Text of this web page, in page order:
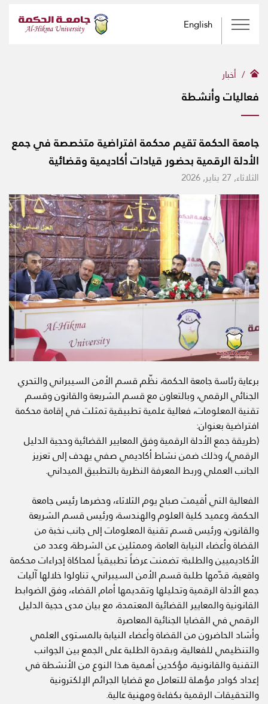
English
أخبار
فعاليات وأنشطة
جامعة الحكمة تقيم محكمة افتراضية متخصصة في جمع
الأدلة الرقمية بحضور قيادات أكاديمية وقضائية
الثلاثاء, 27 يناير, 2026
برعاية رئاسة جامعة الحكمة، نظّم قسم الأمن السيبراني والتحري
الجنائي الرقمي، وبالتعاون مع قسم الشريعة والقانون وقسم
تقنية المعلومات، فعالية علمية تطبيقية تمثلت في إقامة محكمة
افتراضية بعنوان:
(طريقة جمع الأدلة الرقمية وفق المعايير القضائية وحجية الدليل
الرقمي)، وذلك ضمن نشاط أكاديمي صفي يهدف إلى تعزيز
الجانب العملي وربط المعرفة النظرية بالتطبيق الميداني.
الفعالية التي أقيمت صباح يوم الثلاثاء، وحضرها رئيس جامعة
الحكمة، وعميد كلية العلوم والهندسة، ورئيس قسم الشريعة
والقانون، ورئيس قسم تقنية المعلومات إلى جانب نخبة من
القضاة وأعضاء النيابة العامة، وممثلين عن الشرطة، وعدد من
الأكاديميين والطلبة؛ تضمنت عرضاً تطبيقياً لمحاكاة إجراءات محكمة
واقعية، قدّمها طلبة قسم الأمن السيبراني، تناولوا خلالها آليات
جمع الأدلة الرقمية وتحليلها وتقديمها أمام القضاء، وفق الضوابط
القانونية والمعايير القضائية المعتمدة، مع بيان مدى حجية الدليل
الرقمي في القضايا الجنائية المعاصرة.
وأشاد الحاضرون من القضاة وأعضاء النيابة بالمستوى العلمي
والتنظيمي للفعالية، وبقدرة الطلبة على الجمع بين الجوانب
التقنية والقانونية، مؤكدين أهمية هذا النوع من الأنشطة في
إعداد كوادر مؤهلة للتعامل مع قضايا الجرائم الإلكترونية
والتحقيقات الرقمية بكفاءة ومهنية عالية.